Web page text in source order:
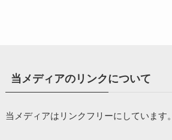
当メディアのリンクについて
当メディアはリンクフリーにしています。